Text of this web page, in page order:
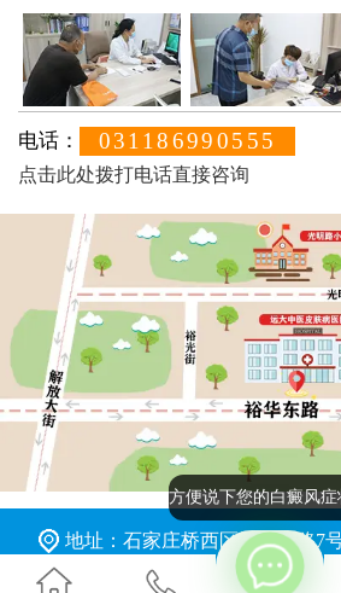
电话： 031186990555
点击此处拨打电话直接咨询
地址：石家庄桥西区裕华东路7
版权所有：石家庄远大中医皮肤
方便说下您的白癜风症